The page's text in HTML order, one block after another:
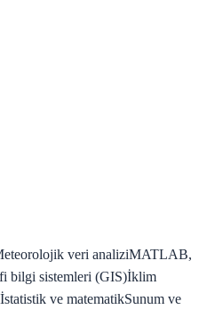
veri analiziMATLAB,
bilgi sistemleri (GIS)İklim
İstatistik ve matematikSunum ve